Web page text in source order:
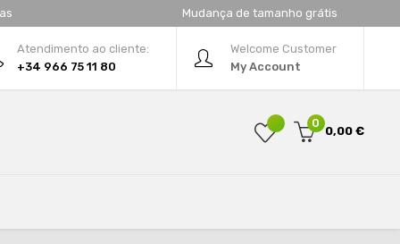
Mudança de tamanho grátis
Welcome Customer
My Account
Atendimento ao cliente:
+34 966 75 11 80
0
0,00 €